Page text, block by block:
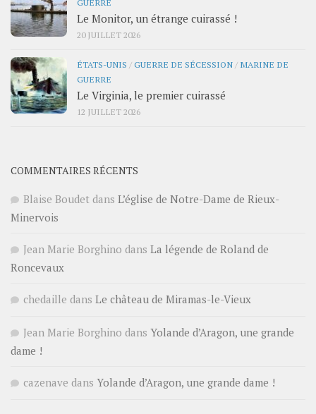
Le Monitor, un étrange cuirassé !
20 JUILLET 2026
ÉTATS-UNIS /GUERRE DE SÉCESSION / MARINE DE
GUERRE
Le Virginia, le premier cuirassé
12 JUILLET 2026
COMMENTAIRES RÉCENTS
Blaise Boudet dans L’église de Notre-Dame de Rieux-
Minervois
Jean Marie Borghino dans La légende de Roland de
Roncevaux
chedaille dans Le château de Miramas-le-Vieux
Jean Marie Borghino dans Yolande d’Aragon, une grande
dame !
cazenave dans Yolande d’Aragon, une grande dame !